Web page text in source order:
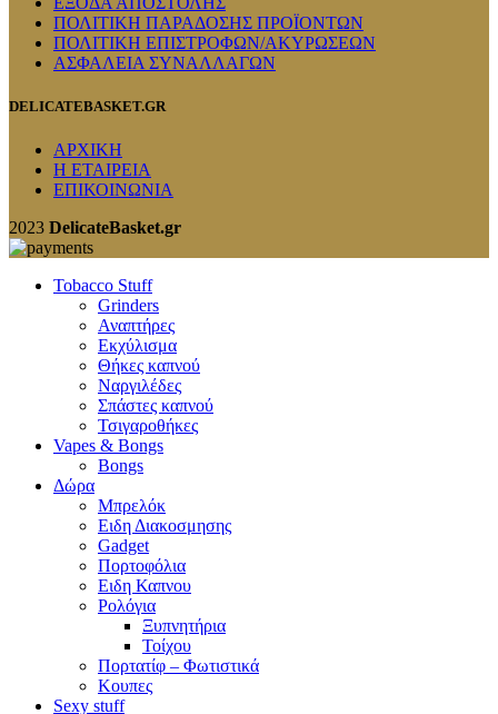
ΠΟΛΙΤΙΚΗ ΠΑΡΑΔΟΣΗΣ ΠΡΟΪΟΝΤΩΝ
ΠΟΛΙΤΙΚΗ ΕΠΙΣΤΡΟΦΩΝ/ΑΚΥΡΩΣΕΩΝ
ΑΣΦΑΛΕΙΑ ΣΥΝΑΛΛΑΓΩΝ
DELICATEBASKET.GR
ΑΡΧΙΚΗ
Η ΕΤΑΙΡΕΙΑ
ΕΠΙΚΟΙΝΩΝΙΑ
2023 DelicateBasket.gr
Tobacco Stuff
Grinders
Αναπτήρες
Εκχύλισμα
Θήκες καπνού
Ναργιλέδες
Σπάστες καπνού
Τσιγαροθήκες
Vapes & Bongs
Bongs
Δώρα
Μπρελόκ
Eιδη Διακοσμησης
Gadget
Πορτοφόλια
Ειδη Καπνου
Ρολόγια
Ξυπνητήρια
Τοίχου
Πορτατίφ – Φωτιστικά
Κουπες
Sexy stuff